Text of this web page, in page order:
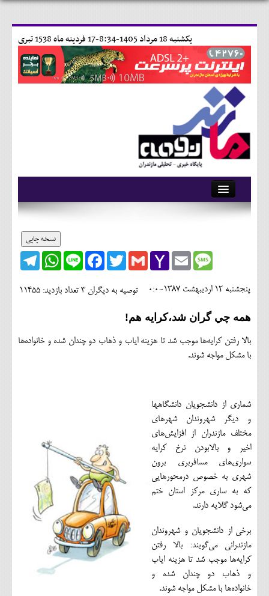
17 فردينه ماه 1538 تبری يکشنبه 18 مرداد 1405-8:34-
آرشیو
وبلاگ
حقوقی
فرهنگی و هنری
اقتصادی
سیاسی
خانه
نسخه چاپی
Telegram
WhatsApp Line
FacebookTwitterGmailYahoo
Mail
EmailMessage
تعداد بازدید: 11455 توصیه به دیگران 3 پنجشنبه 12 ارديبهشت 1387-0:0
همه چي گران شد،کرايه هم!
بالا رفتن كرايه‌ها موجب شد تا هزينه اياب و ذهاب دو چندان شده و خانواده‌ها
با مشكل مواجه شوند.
شماري از دانشجويان دانشگاهها
و ديگر شهروندان شهرهاي
مختلف مازندران از افزايش‌هاي
اخير و بالابودن نرخ كرايه
سواري‌هاي مسافربري برون
شهري به خصوص درمحورهايي
كه به ساري مركز استان ختم
مي‌شود گلايه دارند.
برخي از دانشجويان و شهروندان
مازندراني مي‌گويند: بالا رفتن
كرايه‌ها موجب شد تا هزينه اياب
و ذهاب دو چندان شده و
خانواده‌ها با مشكل مواجه شوند.